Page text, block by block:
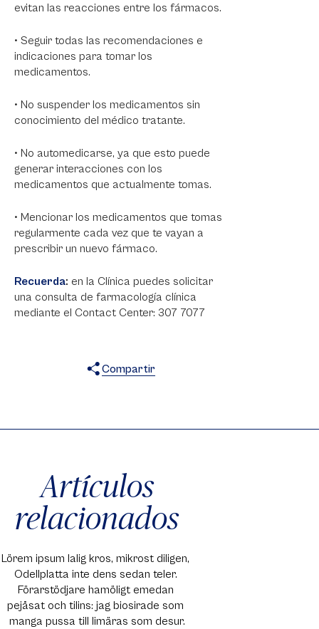
evitan las reacciones entre los fármacos.
• Seguir todas las recomendaciones e
indicaciones para tomar los
medicamentos.
• No suspender los medicamentos sin
conocimiento del médico tratante.
• No automedicarse, ya que esto puede
generar interacciones con los
medicamentos que actualmente tomas.
• Mencionar los medicamentos que tomas
regularmente cada vez que te vayan a
prescribir un nuevo fármaco.
Recuerda: en la Clínica puedes solicitar
una consulta de farmacología clínica
mediante el Contact Center: 307 7077
Compartir
Artículos
relacionados
Lörem ipsum lalig kros, mikrost diligen,
Odellplatta inte dens sedan teler.
Förarstödjare hamöligt emedan
pejåsat och tilins: jag biosirade som
manga pussa till limäras som desur.